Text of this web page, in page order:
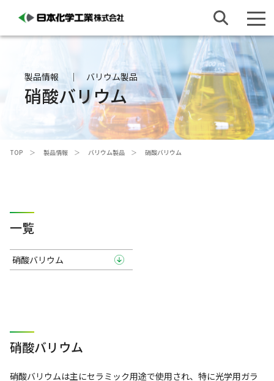
製品情報 バリウム製品
硝酸バリウム
TOP 製品情報 バリウム製品 硝酸バリウム
一覧
硝酸バリウム
硝酸バリウム
硝酸バリウムは主にセラミック用途で使用され、特に光学用ガラ